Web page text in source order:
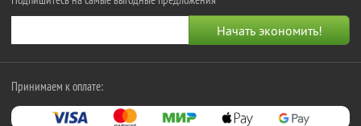
Принимаем к оплате: